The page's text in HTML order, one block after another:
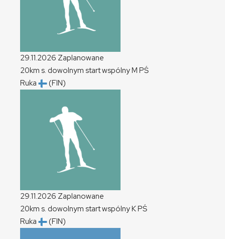
29.11.2026 Zaplanowane
20km s. dowolnym start wspólnyM PŚ
Ruka
(FIN)
29.11.2026 Zaplanowane
20km s. dowolnym start wspólnyKPŚ
Ruka
(FIN)